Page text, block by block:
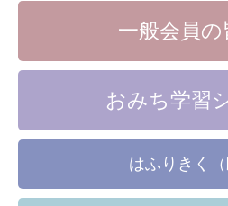
一般会員の
おみち学習
はふりきく（